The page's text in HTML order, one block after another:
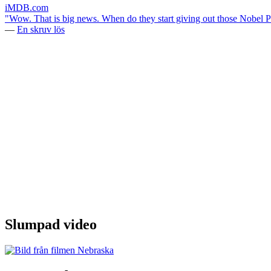
iMDB.com
"Wow. That is big news. When do they start giving out those Nobel
— En skruv lös
Slumpad video